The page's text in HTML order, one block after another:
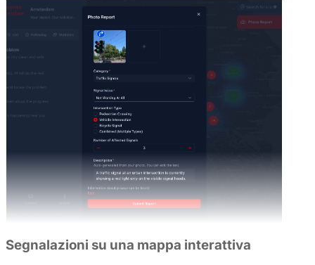
Segnalazioni su una mappa interattiva